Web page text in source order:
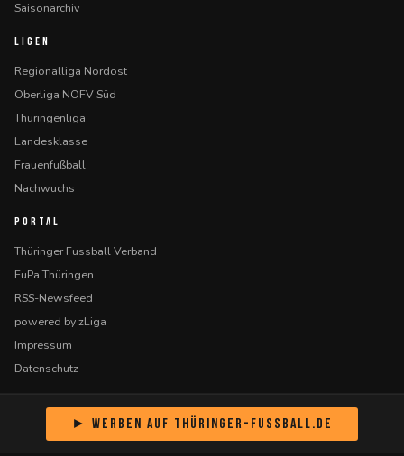
Saisonarchiv
LIGEN
Regionalliga Nordost
Oberliga NOFV Süd
Thüringenliga
Landesklasse
Frauenfußball
Nachwuchs
PORTAL
Thüringer Fussball Verband
FuPa Thüringen
RSS-Newsfeed
powered by zLiga
Impressum
Datenschutz
► Werben auf Thüringer-Fussball.de